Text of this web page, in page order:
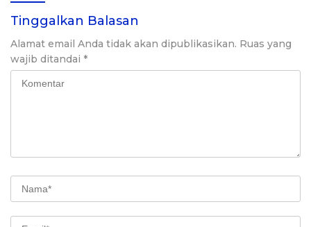
Tinggalkan Balasan
Alamat email Anda tidak akan dipublikasikan. Ruas yang
wajib ditandai *